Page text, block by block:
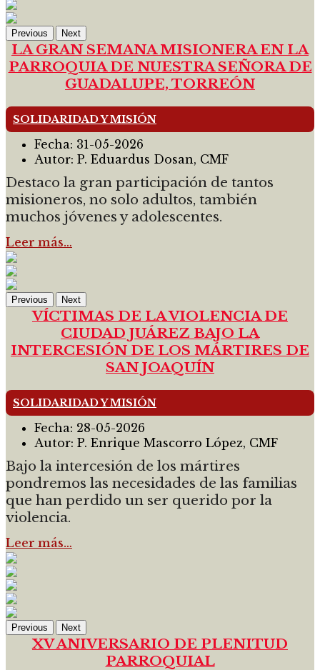
Previous Next
LA GRAN SEMANA MISIONERA EN LA
PARROQUIA DE NUESTRA SEÑORA DE
GUADALUPE, TORREÓN
SOLIDARIDAD Y MISIÓN
Fecha: 31-05-2026
Autor: P. Eduardus Dosan, CMF
Destaco la gran participación de tantos
misioneros, no solo adultos, también
muchos jóvenes y adolescentes.
Leer más…
Previous Next
VÍCTIMAS DE LA VIOLENCIA DE
CIUDAD JUÁREZ BAJO LA
INTERCESIÓN DE LOS MÁRTIRES DE
SAN JOAQUÍN
SOLIDARIDAD Y MISIÓN
Fecha: 28-05-2026
Autor: P. Enrique Mascorro López, CMF
Bajo la intercesión de los mártires
pondremos las necesidades de las familias
que han perdido un ser querido por la
violencia.
Leer más…
Previous Next
XV ANIVERSARIO DE PLENITUD
PARROQUIAL